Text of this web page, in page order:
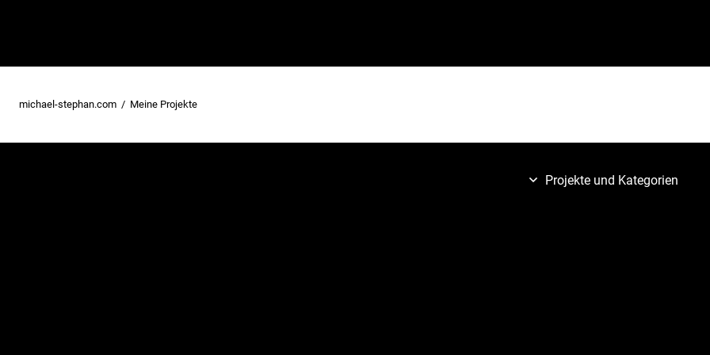
michael-stephan.com Meine Projekte
Projekte und Kategorien